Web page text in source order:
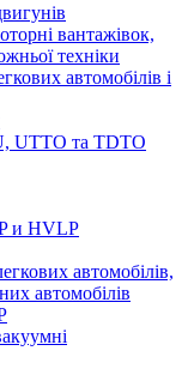
вантажівок,
техніки
автомобілів і
UTTO та TDTO
и HVLP
автомобілів,
автомобілів